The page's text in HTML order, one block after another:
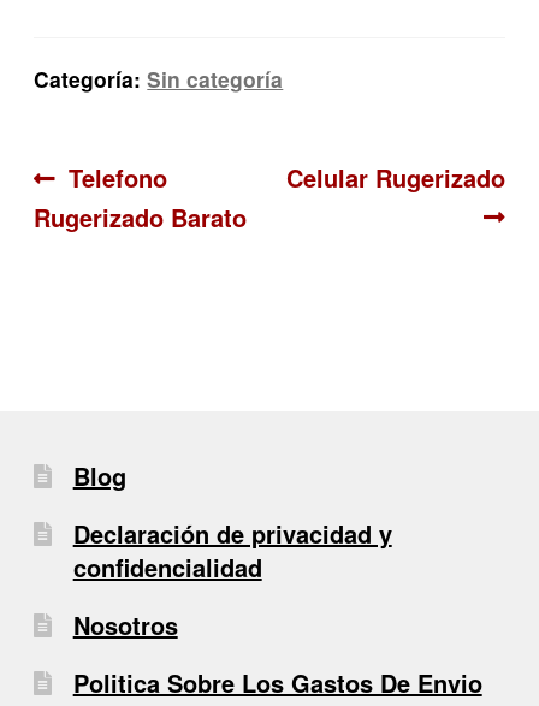
Categoría:Sin categoría
Navegación
de
Anterior:
Telefono
Rugerizado Barato
Siguiente:
Celular Rugerizado
Blog
Declaración de privacidad y
confidencialidad
Nosotros
Politica Sobre Los Gastos De Envio